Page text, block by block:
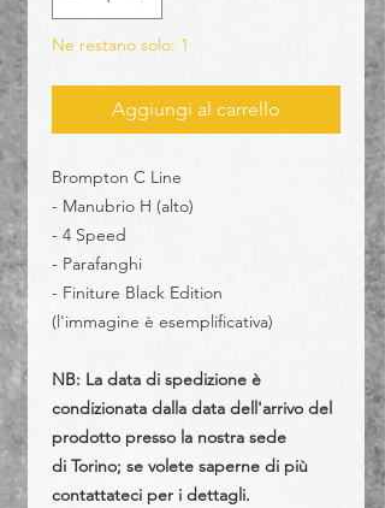
Ne restano solo: 1
Aggiungi al carrello
Brompton C Line
- Manubrio H (alto)
- 4 Speed
- Parafanghi
- Finiture Black Edition
(l'immagine è esemplificativa)
NB: La data di spedizione è
condizionata dalla data dell'arrivo del
prodotto presso la nostra sede
di Torino; se volete saperne di più
contattateci per i dettagli.